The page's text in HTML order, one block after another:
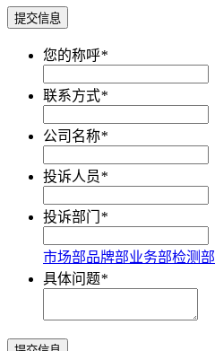
提交信息
您的称呼*
联系方式*
公司名称*
投诉人员*
投诉部门 *
市场部品牌部业务部检测部
具体问题*